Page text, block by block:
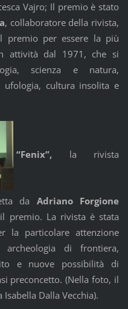
Vajro; Il premio è stato
, collaboratore della rivista,
premio per essere la più
attività dal 1971, che si
scienza e natura,
ufologia, cultura insolita e
“Fenix”, la rivista
da Adriano Forgione
premio. La rivista è stata
la particolare attenzione
di frontiera,
e nuove possibilità di
preconcetto. (Nella foto, il
Dalla Vecchia).